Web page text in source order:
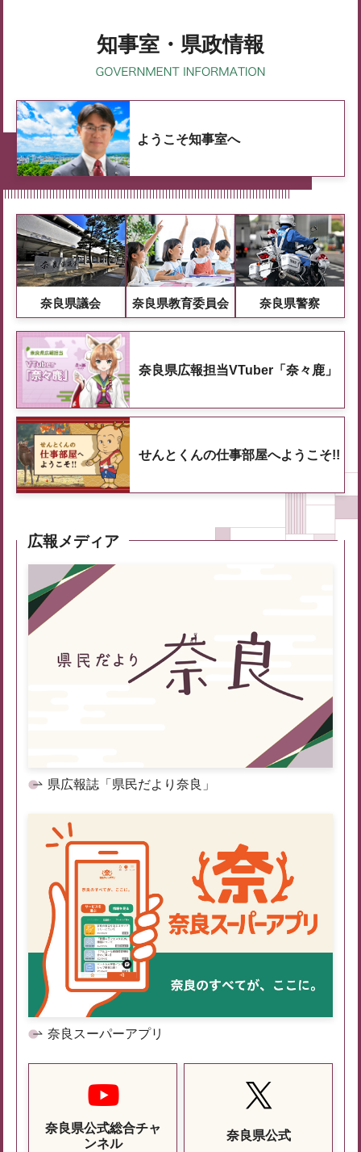
知事室・県政情報
ようこそ知事室へ
奈良県議会 奈良県教育委員会 奈良県警察
奈良県広報担当VTuber「奈々鹿」
せんとくんの仕事部屋へようこそ!!
広報メディア
県広報誌「県民だより奈良」
奈良スーパーアプリ
奈良県公式総合チャ
ンネル
奈良県公式